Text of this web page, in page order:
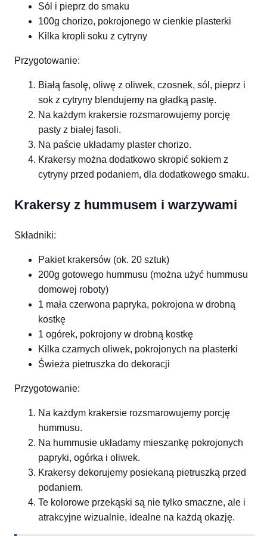
Sól i pieprz do smaku
100g chorizo, pokrojonego w cienkie plasterki
Kilka kropli soku z cytryny
Przygotowanie:
Białą fasolę, oliwę z oliwek, czosnek, sól, pieprz i
sok z cytryny blendujemy na gładką pastę.
Na każdym krakersie rozsmarowujemy porcję
pasty z białej fasoli.
Na paście układamy plaster chorizo.
Krakersy można dodatkowo skropić sokiem z
cytryny przed podaniem, dla dodatkowego smaku.
Krakersy z hummusem i warzywami
Składniki:
Pakiet krakersów (ok. 20 sztuk)
200g gotowego hummusu (można użyć hummusu
domowej roboty)
1 mała czerwona papryka, pokrojona w drobną
kostkę
1 ogórek, pokrojony w drobną kostkę
Kilka czarnych oliwek, pokrojonych na plasterki
Świeża pietruszka do dekoracji
Przygotowanie:
Na każdym krakersie rozsmarowujemy porcję
hummusu.
Na hummusie układamy mieszankę pokrojonych
papryki, ogórka i oliwek.
Krakersy dekorujemy posiekaną pietruszką przed
podaniem.
Te kolorowe przekąski są nie tylko smaczne, ale i
atrakcyjne wizualnie, idealne na każdą okazję.